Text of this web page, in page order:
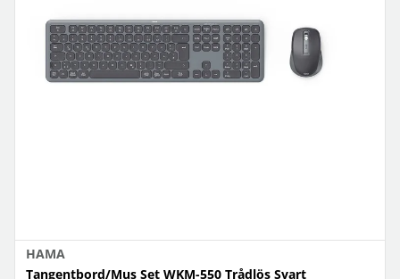
HAMA
Tangentbord/Mus Set WKM-550 Trådlös Svart